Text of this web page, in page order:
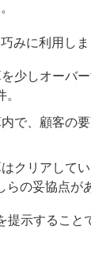
みに利用しま
少しオーバ
で、顧客の
クリアして
らの妥協点が
提示すること